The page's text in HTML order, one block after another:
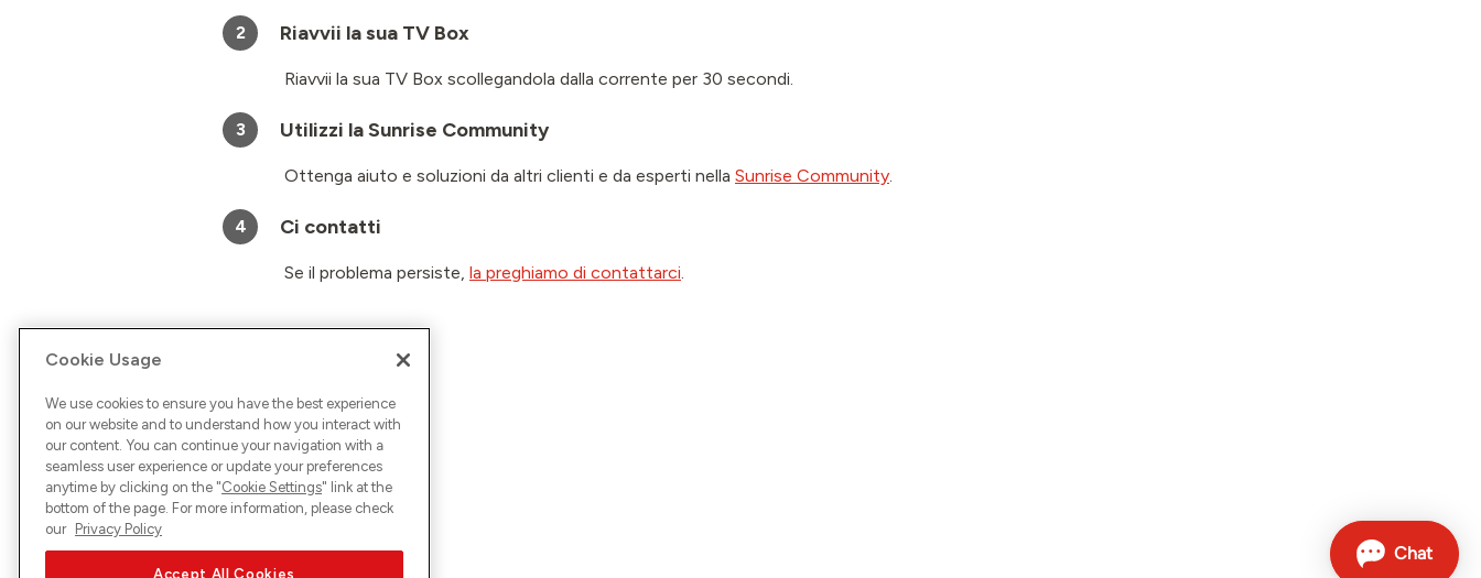
2 Riavvii la sua TV Box
Riavvii la sua TV Box scollegandola dalla corrente per 30 secondi.
3 Utilizzi la Sunrise Community
Ottenga aiuto e soluzioni da altri clienti e da esperti nella Sunrise Community.
4 Ci contatti
Se il problema persiste, la preghiamo di contattarci.
Cookie Usage
We use cookies to ensure you have the best experience
on our website and to understand how you interact with
our content. You can continue your navigation with a
seamless user experience or update your preferences
anytime by clicking on the "Cookie Settings" link at the
bottom of the page. For more information, please check
our Privacy Policy
Accept All Cookies